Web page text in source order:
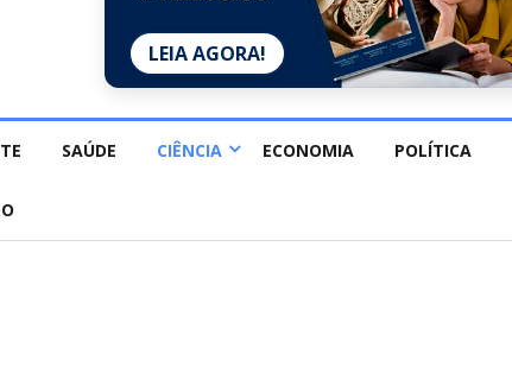
LEIA AGORA!
SAÚDE CIÊNCIA ECONOMIA POLÍTICA